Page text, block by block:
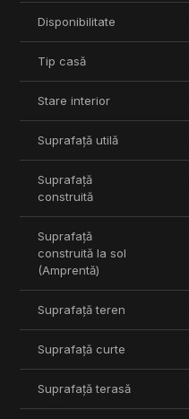
Disponibilitate
Tip casă
Stare interior
Suprafață utilă
Suprafață
construită
Suprafață
construită la sol
(Amprentă)
Suprafață teren
Suprafață curte
Suprafață terasă